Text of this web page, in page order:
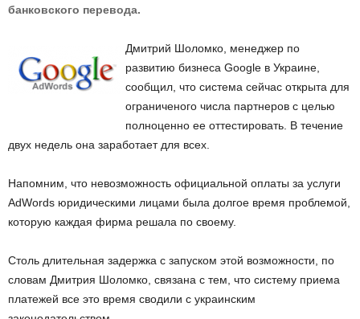
банковского перевода.
Дмитрий Шоломко, менеджер по
развитию бизнеса Google в Украине,
сообщил, что система сейчас открыта для
ограниченого числа партнеров с целью
полноценно ее оттестировать. В течение
двух недель она заработает для всех.
Напомним, что невозможность официальной оплаты за услуги
AdWords юридическими лицами была долгое время проблемой,
которую каждая фирма решала по своему.
Столь длительная задержка с запуском этой возможности, по
словам Дмитрия Шоломко, связана с тем, что систему приема
платежей все это время сводили с украинским